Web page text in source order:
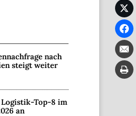
nach
steigt weiter
Top-8 im
an